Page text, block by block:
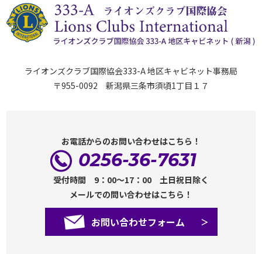
ライオンズクラブ国際協会333-A 地区キャビネット事務局
〒955-0092 新潟県三条市須頃1丁目１７
お電話からのお問い合わせはこちら！
0256-36-7631
受付時間 9：00～17：00 土日祝日除く
メールでの問い合わせはこちら！
お問い合わせフォーム